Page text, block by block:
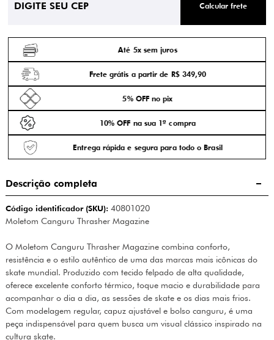
Calcular frete
Até 5x sem juros
Frete grátis a partir de R$ 349,90
5% OFF no pix
10% OFF na sua 1ª compra
Entrega rápida e segura para todo o Brasil
Descrição completa
Código identificador (SKU):40801020
Moletom Canguru Thrasher Magazine
O Moletom Canguru Thrasher Magazine combina conforto,
resistência e o estilo autêntico de uma das marcas mais icônicas do
skate mundial. Produzido com tecido felpado de alta qualidade,
oferece excelente conforto térmico, toque macio e durabilidade para
acompanhar o dia a dia, as sessões de skate e os dias mais frios.
Com modelagem regular, capuz ajustável e bolso canguru, é uma
peça indispensável para quem busca um visual clássico inspirado na
cultura skate.